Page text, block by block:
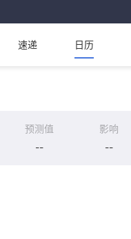
速递 日历
预测值
--
影响
--